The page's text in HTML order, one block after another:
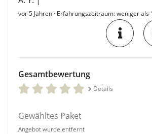
vor 5 Jahren · Erfahrungszeitraum: weniger als
Gesamtbewertung
Details
Gewähltes Paket
Angebot wurde entfernt